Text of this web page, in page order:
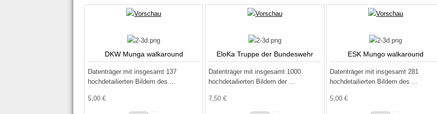
DKW Munga walkaround
Datenträger mit insgesamt 137
hochdetailierten Bildern des ...
5,00 €
EloKa Truppe der Bundeswehr
Datenträger mit insgesamt 1000
hochdetailierten Bildern der ...
7,50 €
ESK Mungo walkaround
Datenträger mit insgesamt 281
hochdetailierten Bildern des ...
5,00 €